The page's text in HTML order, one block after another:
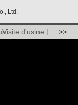
Ltd.
Visite d'usine >>